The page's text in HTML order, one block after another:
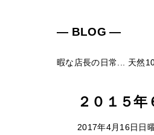
― BLOG ―
暇な店長の日常... 天然
２０１５年
2017年4月16日日